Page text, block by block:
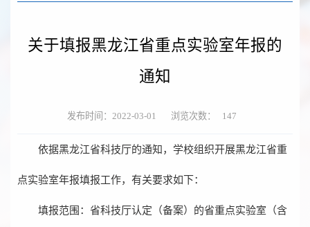
关于填报黑龙江省重点实验室年报的
通知
发布时间：2022-03-01 浏览次数： 147
依据黑龙江省科技厅的通知，学校组织开展黑龙江省重
点实验室年报填报工作，有关要求如下：
填报范围：省科技厅认定（备案）的省重点实验室（含